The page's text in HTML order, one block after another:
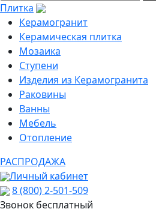
Плитка
Керамогранит
Керамическая плитка
Мозаика
Ступени
Изделия из Керамогранита
Раковины
Ванны
Мебель
Отопление
РАСПРОДАЖА
Личный кабинет
8 (800) 2-501-509
Звонок бесплатный